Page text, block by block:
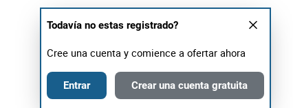
Todavía no estas registrado?
Cree una cuenta y comience a ofertar ahora
Entrar Crear una cuenta gratuita